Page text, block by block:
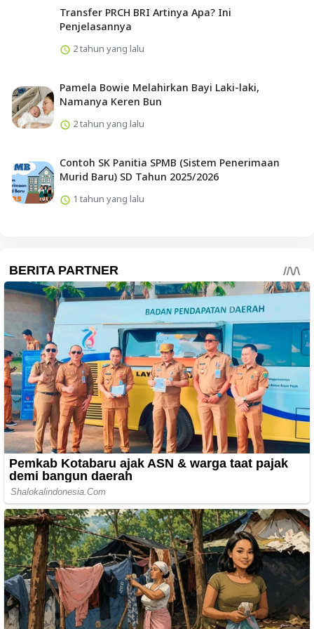
Transfer PRCH BRI Artinya Apa? Ini
Penjelasannya
2 tahun yang lalu
Pamela Bowie Melahirkan Bayi Laki-laki,
Namanya Keren Bun
2 tahun yang lalu
Contoh SK Panitia SPMB (Sistem Penerimaan
Murid Baru) SD Tahun 2025/2026
1 tahun yang lalu